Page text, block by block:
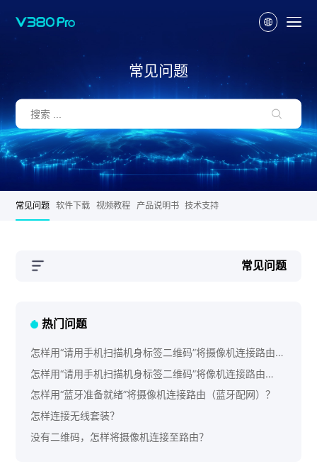
常见问题
常见问题 软件下载 视频教程 产品说明书 技术支持
常见问题
热门问题
怎样用“请用手机扫描机身标签二维码”将摄像机连接路由
（二维码配网）？
怎样用“请用手机扫描机身标签二维码”将像机连接路由
（AP热点配网）？
怎样用“蓝牙准备就绪”将摄像机连接路由（蓝牙配网）？
怎样连接无线套装？
没有二维码，怎样将摄像机连接至路由？